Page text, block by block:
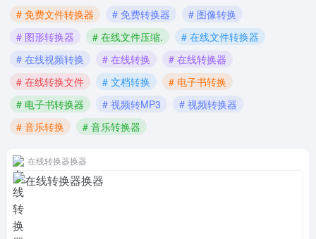
# 免费文件转换器
# 免费转换器
# 图像转换
# 图形转换器
# 在线文件压缩.
# 在线文件转换器
# 在线视频转换
# 在线转换
# 在线转换器
# 在线转换文件
# 文档转换
# 电子书转换
# 电子书转换器
# 视频转MP3
# 视频转换器
# 音乐转换
# 音乐转换器
在线转换器换器